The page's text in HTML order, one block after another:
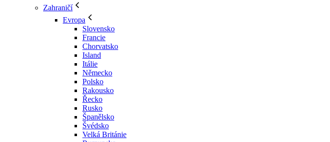
Zahraničí
Evropa
Slovensko
Francie
Chorvatsko
Island
Itálie
Německo
Polsko
Rakousko
Řecko
Rusko
Španělsko
Švédsko
Velká Británie